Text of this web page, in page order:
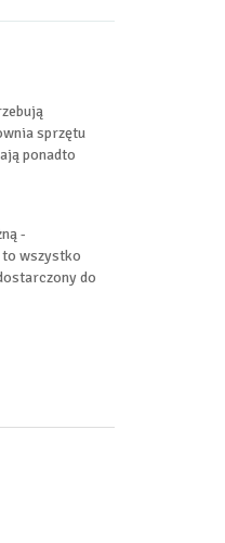
sprzętu
ponadto
-
wszystko
do